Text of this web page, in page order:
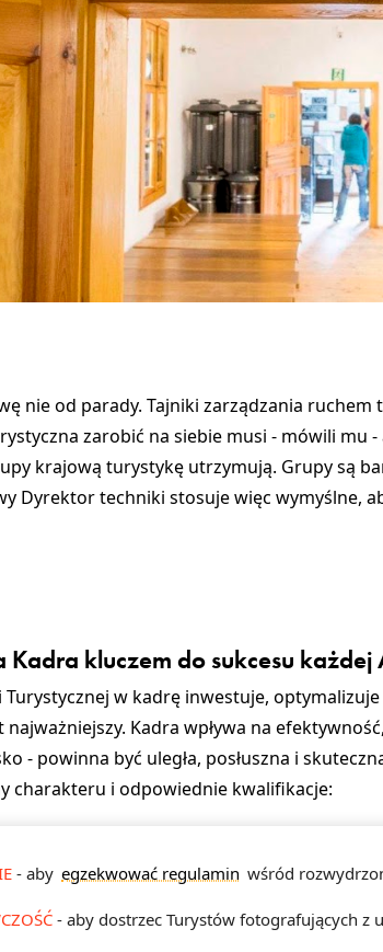
nie od parady. Tajniki zarządzania
zarobić na siebie musi - mówili mu
krajową turystykę utrzymują. Grupy są
Dyrektor techniki stosuje więc wymyślne,
kluczem do sukcesu każdej
w kadrę inwestuje,
Kadra wpływa na
- powinna być uległa, posłuszna i
charakteru i odpowiednie kwalifikacje:
- aby egzekwować regulamin wśród
- aby dostrzec Turystów fotografujących z